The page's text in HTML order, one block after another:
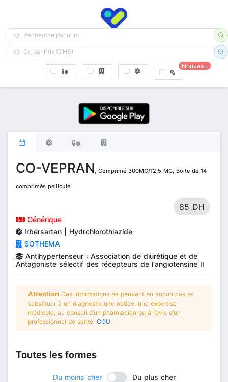
Nouveau
CO-VEPRAN, Comprimé 300MG/12,5 MG, Boite de 14
comprimés pelliculé
85 DH
Générique
Irbérsartan | Hydrchlorothiazide
SOTHEMA
Antihypertenseur : Association de diurétique et de
Antagoniste sélectif des récepteurs de l'angiotensine II
Attention Ces informations ne peuvent en aucun cas se
substituer à un diagnostic,une notice, une expertise
médicale, au conseil d’un pharmacien ou à l’avis d’un
professionnel de santé. CGU
Toutes les formes
Du moins cher Du plus cher